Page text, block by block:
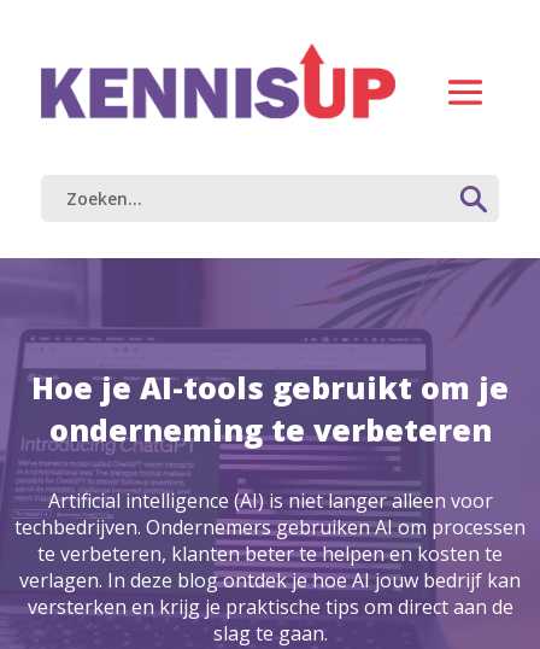
Hoe je AI-tools gebruikt om je
onderneming te verbeteren
Artificial intelligence (AI) is niet langer alleen voor
techbedrijven. Ondernemers gebruiken AI om processen
te verbeteren, klanten beter te helpen en kosten te
verlagen. In deze blog ontdek je hoe AI jouw bedrijf kan
versterken en krijg je praktische tips om direct aan de
slag te gaan.